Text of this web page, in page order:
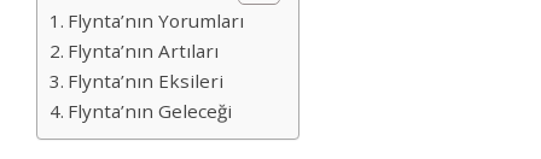
Flynta’nın Yorumları
Flynta’nın Artıları
Flynta’nın Eksileri
Flynta’nın Geleceği